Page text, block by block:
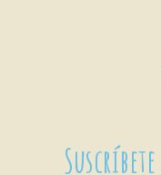
Suscríbete